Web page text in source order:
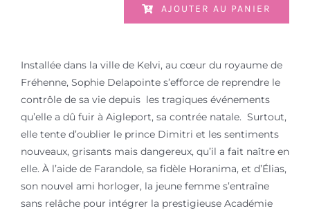
AJOUTER AU PANIER
Installée dans la ville de Kelvi, au cœur du royaume de
Fréhenne, Sophie Delapointe s’efforce de reprendre le
contrôle de sa vie depuis les tragiques événements
qu’elle a dû fuir à Aigleport, sa contrée natale. Surtout,
elle tente d’oublier le prince Dimitri et les sentiments
nouveaux, grisants mais dangereux, qu’il a fait naître en
elle. À l’aide de Farandole, sa fidèle Horanima, et d’Élias,
son nouvel ami horloger, la jeune femme s’entraîne
sans relâche pour intégrer la prestigieuse Académie